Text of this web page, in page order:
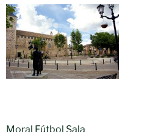
Moral Fútbol Sala